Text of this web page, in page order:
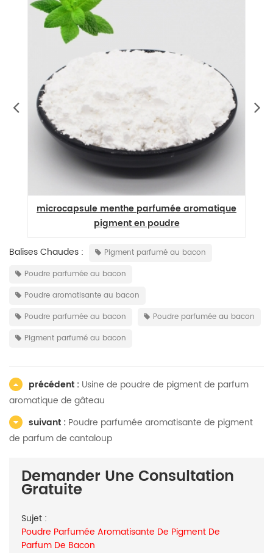
microcapsule menthe parfumée aromatique
pigment en poudre
Balises Chaudes :
Pigment parfumé au bacon
Poudre parfumée au bacon
Poudre aromatisante au bacon
Poudre parfumée au bacon
Poudre parfumée au bacon
Pigment parfumé au bacon
précédent : Usine de poudre de pigment de parfum
aromatique de gâteau
suivant : Poudre parfumée aromatisante de pigment
de parfum de cantaloup
Demander Une Consultation
Gratuite
Sujet :
Poudre Parfumée Aromatisante De Pigment De
Parfum De Bacon